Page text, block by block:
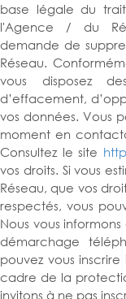
base légale du
l'Agence / du
demande de
Réseau.
vous disposez
d’effacement,
vos données. Vous
moment en
Consultez le site
vos droits. Si vous
Réseau, que vos
respectés, vous
Nous vous
démarchage
pouvez vous inscrire
cadre de la
invitons à ne pas